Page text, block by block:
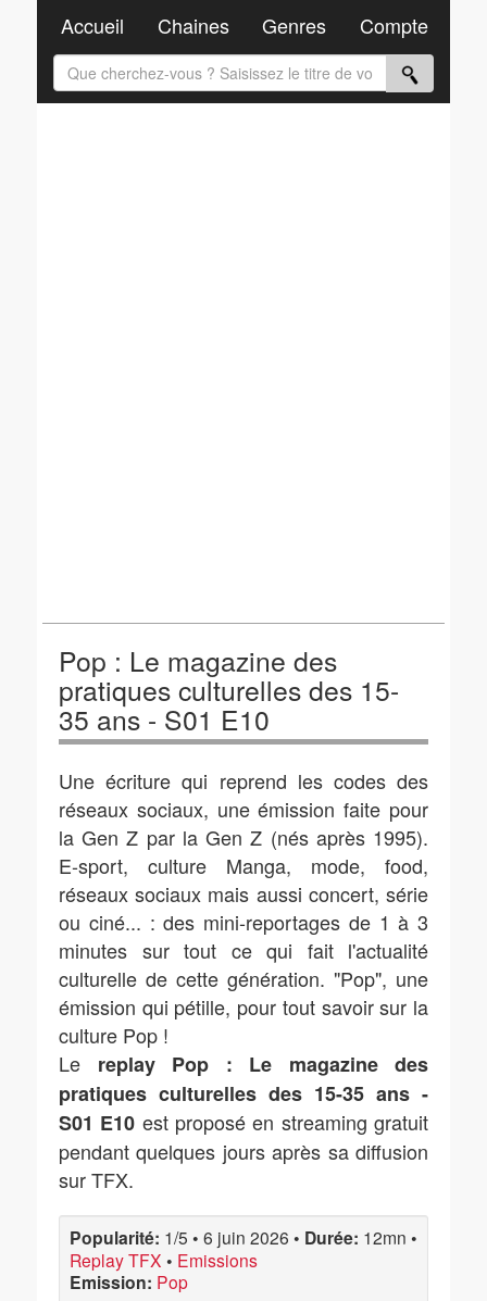
Pop : Le magazine des
pratiques culturelles des 15-
35 ans - S01 E10
Une écriture qui reprend les codes des
réseaux sociaux, une émission faite pour
la Gen Z par la Gen Z (nés après 1995).
E-sport, culture Manga, mode, food,
réseaux sociaux mais aussi concert, série
ou ciné... : des mini-reportages de 1 à 3
minutes sur tout ce qui fait l'actualité
culturelle de cette génération. "Pop", une
émission qui pétille, pour tout savoir sur la
culture Pop !
Le replay Pop : Le magazine des
pratiques culturelles des 15-35 ans -
S01 E10 est proposé en streaming gratuit
pendant quelques jours après sa diffusion
sur TFX.
Popularité: 1/5 • 6 juin 2026 • Durée: 12mn •
Replay TFX • Emissions
Emission: Pop
Accueil Chaines Genres Compte